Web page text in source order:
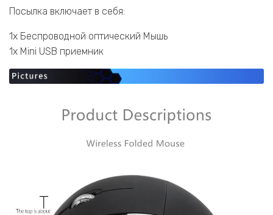
Посылка включает в себя:
1x Беспроводной оптический Мышь
1x Mini USB приемник